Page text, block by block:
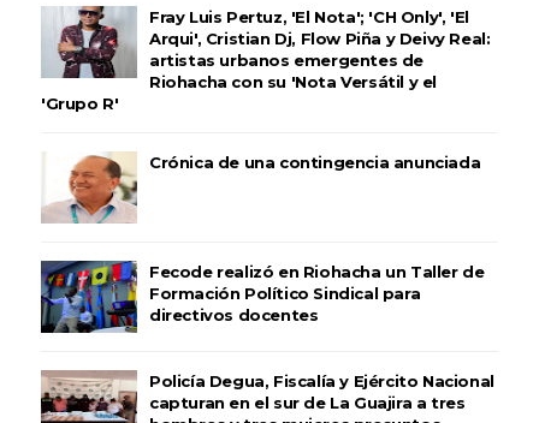
Fray Luis Pertuz, 'El Nota'; 'CH Only', 'El
Arqui', Cristian Dj, Flow Piña y Deivy Real:
artistas urbanos emergentes de
Riohacha con su 'Nota Versátil y el
'Grupo R'
Crónica de una contingencia anunciada
Fecode realizó en Riohacha un Taller de
Formación Político Sindical para
directivos docentes
Policía Degua, Fiscalía y Ejército Nacional
capturan en el sur de La Guajira a tres